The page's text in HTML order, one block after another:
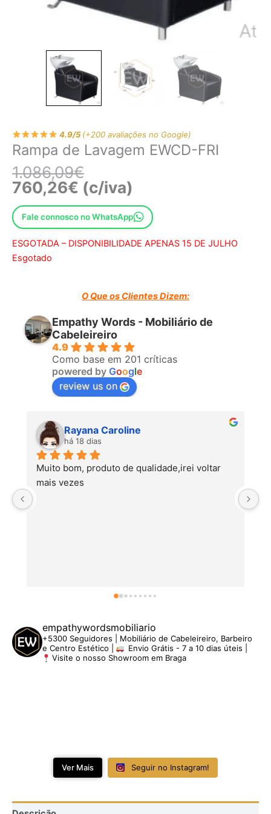
4.9/5(+200 avaliações no Google)
Rampa de Lavagem EWCD-FRI
1.086,09€
760,26€ (c/iva)
Fale connosco no WhatsApp
ESGOTADA – DISPONIBILIDADE APENAS 15 DE JULHO
Esgotado
O Que os Clientes Dizem:
Empathy Words - Mobiliário de
Cabeleireiro
4.9
Como base em 201 críticas
powered by Google
review us on
Rayana Caroline
há 18 dias
Muito bom, produto de qualidade,irei voltar
mais vezes
empathywordsmobiliario
+5300 Seguidores | Mobiliário de Cabeleireiro, Barbeiro
e Centro Estético |
Envio Grátis - 7 a 10 dias úteis |
Visite o nosso Showroom em Braga
Ver Mais Seguir no Instagram!